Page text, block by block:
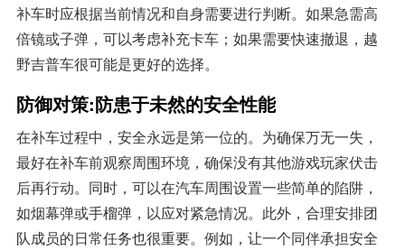
补车时应根据当前情况和自身需要进行判断。如果急需高
倍镜或子弹，可以考虑补充卡车；如果需要快速撤退，越
野吉普车很可能是更好的选择。
防御对策:防患于未然的安全性能
在补车过程中，安全永远是第一位的。为确保万无一失，
最好在补车前观察周围环境，确保没有其他游戏玩家伏击
后再行动。同时，可以在汽车周围设置一些简单的陷阱，
如烟幕弹或手榴弹，以应对紧急情况。此外，合理安排团
队成员的日常任务也很重要。例如，让一个同伴承担安全